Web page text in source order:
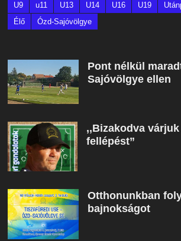
U9
u11 U13 U14 U16 U19
Élő
Ózd-Sajóvölgye
Pont nélkül
Sajóvölgye ellen
,,Bizakodva
fellépést”
Otthonunkban
bajnokságot